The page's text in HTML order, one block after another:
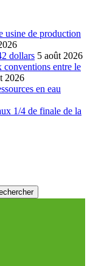
usine de production
dollars 5 août 2026
conventions entre le
2026
en eau
1/4 de finale de la